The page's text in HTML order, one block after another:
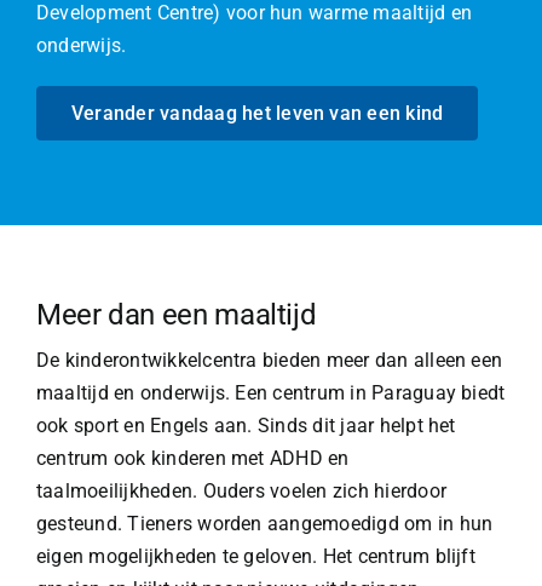
Development Centre) voor hun warme maaltijd en
onderwijs.
Verander vandaag het leven van een kind
Meer dan een maaltijd
De kinderontwikkelcentra bieden meer dan alleen een
maaltijd en onderwijs. Een centrum in Paraguay biedt
ook sport en Engels aan. Sinds dit jaar helpt het
centrum ook kinderen met ADHD en
taalmoeilijkheden. Ouders voelen zich hierdoor
gesteund. Tieners worden aangemoedigd om in hun
eigen mogelijkheden te geloven. Het centrum blijft